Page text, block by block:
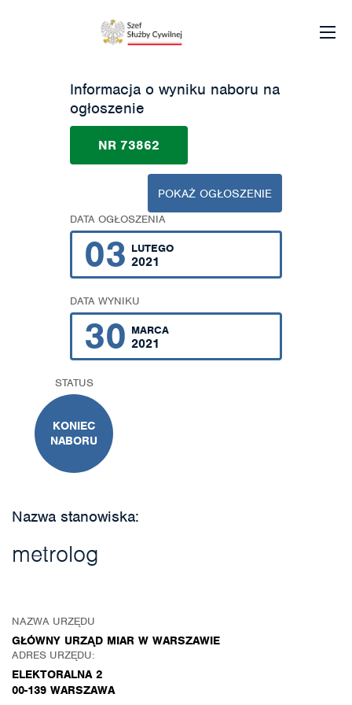
Informacja o wyniku naboru na
ogłoszenie
NR 73862
POKAŻ OGŁOSZENIE
DATA OGŁOSZENIA
03 LUTEGO
2021
DATA WYNIKU
30 MARCA
2021
STATUS
KONIEC
NABORU
Nazwa stanowiska:
metrolog
NAZWA URZĘDU
GŁÓWNY URZĄD MIAR W WARSZAWIE
ADRES URZĘDU:
ELEKTORALNA 2
00-139 WARSZAWA